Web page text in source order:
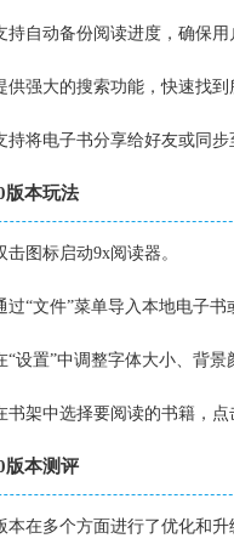
持自动备份阅读进度，确保用
供强大的搜索功能，快速找到
持将电子书分享给好友或同步
版本玩法
击图标启动9x阅读器。
过“文件”菜单导入本地电子书
“设置”中调整字体大小、背景
书架中选择要阅读的书籍，点
版本测评
本在多个方面进行了优化和